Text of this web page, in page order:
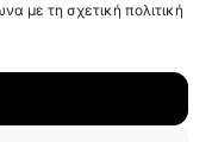
με τη σχετική πολιτική